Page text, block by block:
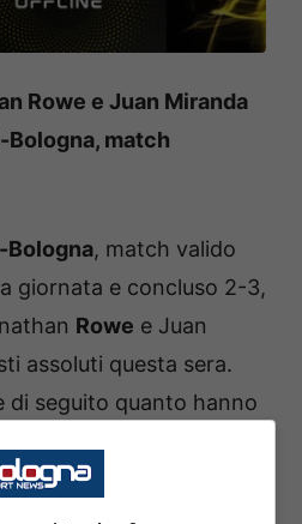
Rowe e Juan Miranda
match
Bologna, match valido
giornata e concluso 2-3,
Rowe e Juan
assoluti questa sera.
di seguito quanto hanno
al termine di